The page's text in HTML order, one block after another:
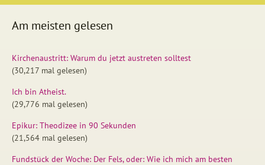
Am meisten gelesen
Kirchenaustritt: Warum du jetzt austreten solltest
(30,217 mal gelesen)
Ich bin Atheist.
(29,776 mal gelesen)
Epikur: Theodizee in 90 Sekunden
(21,564 mal gelesen)
Fundstück der Woche: Der Fels, oder: Wie ich mich am besten